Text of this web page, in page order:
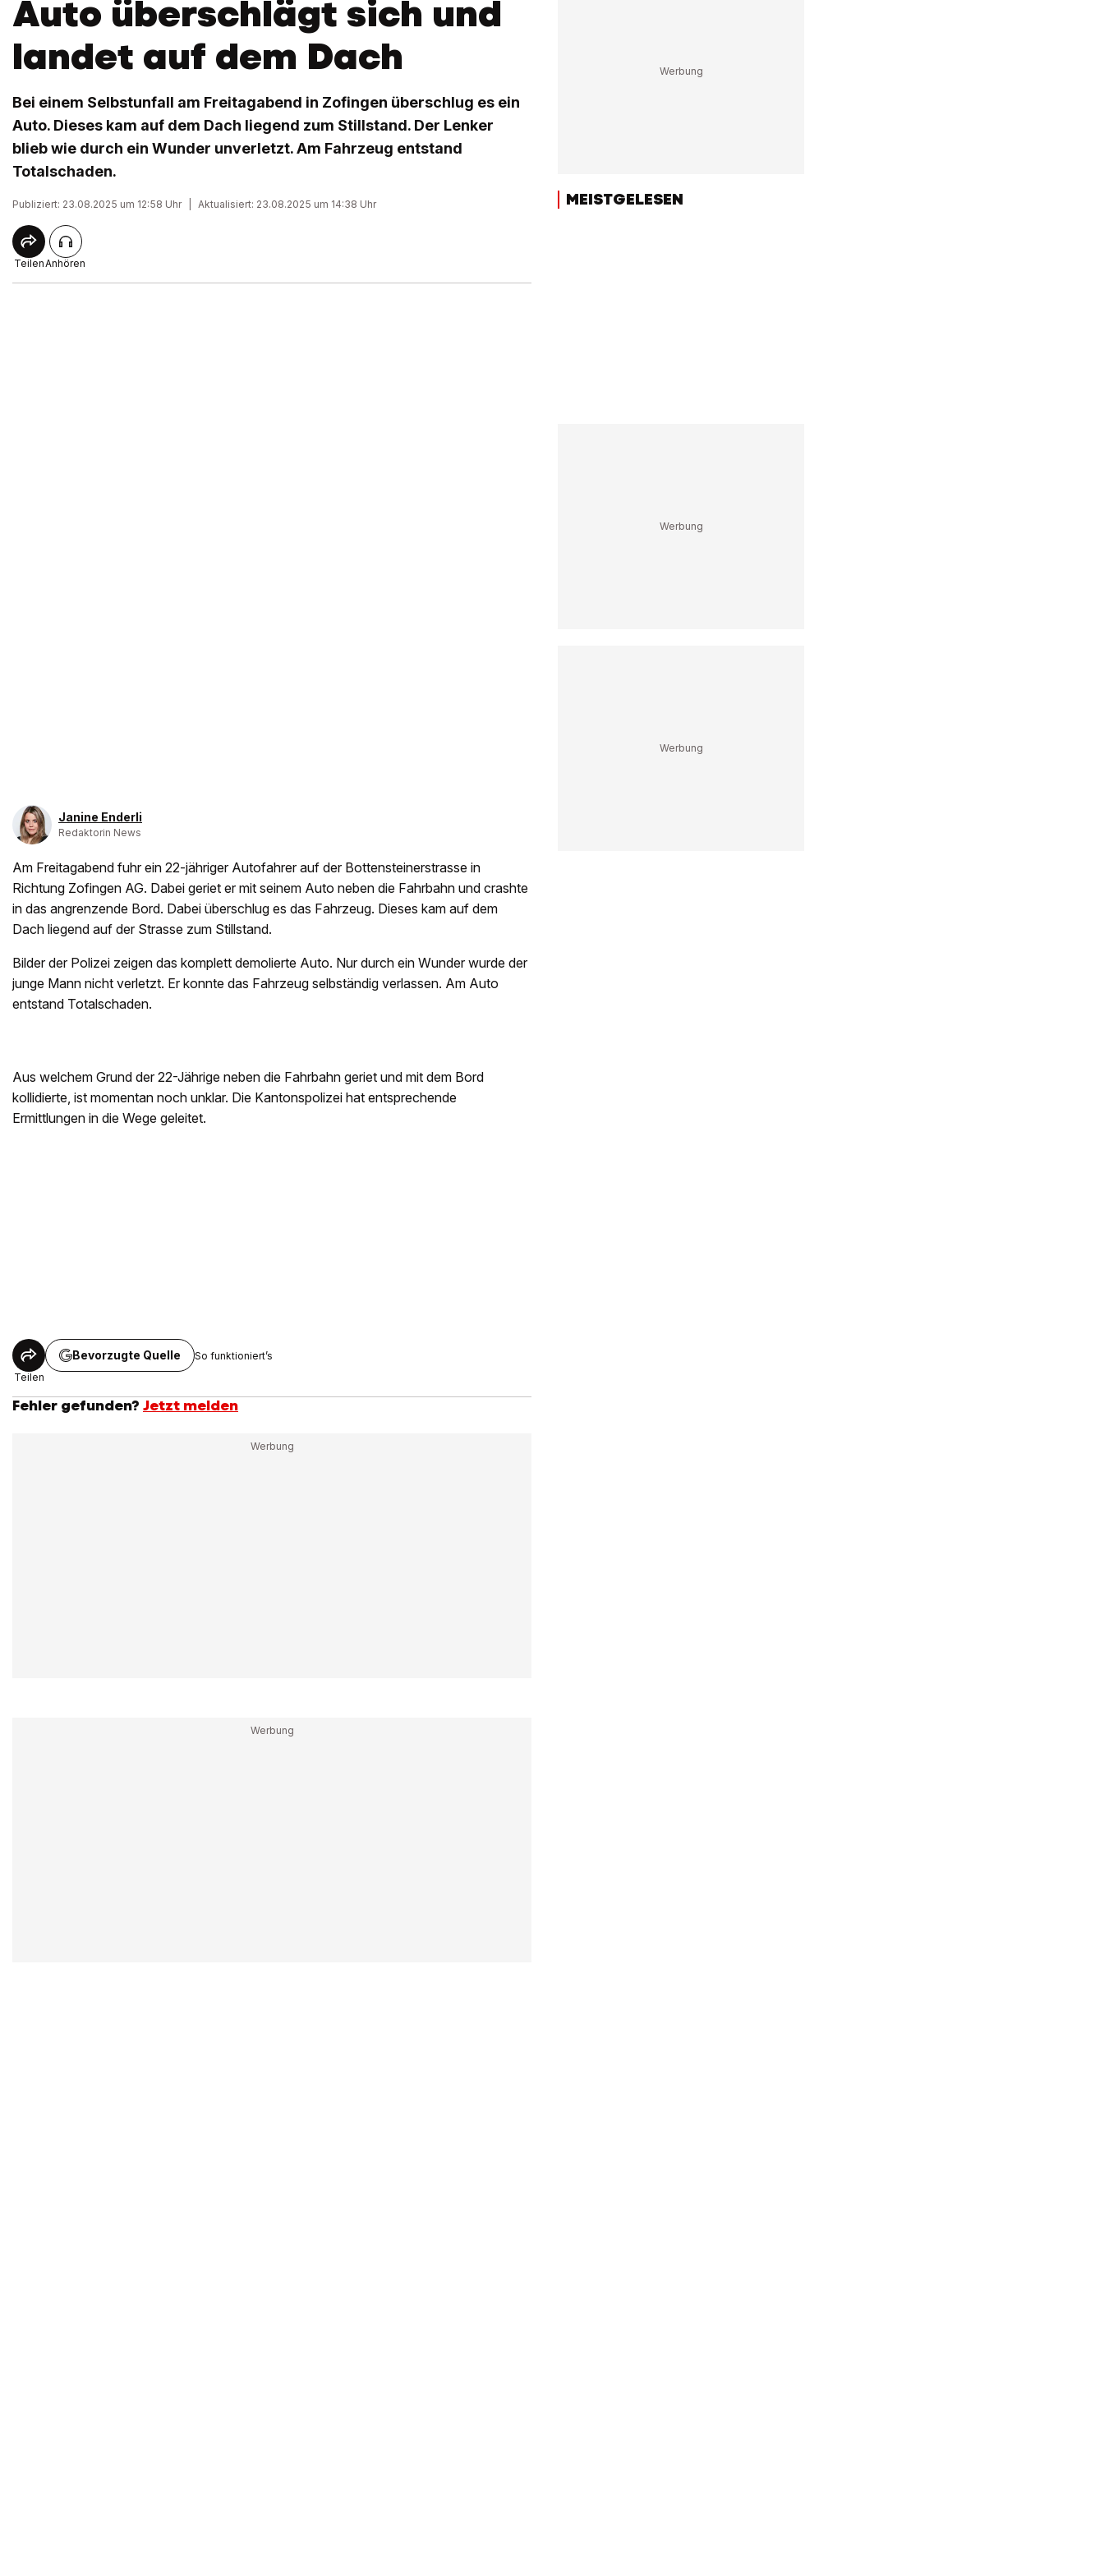
Auto überschlägt sich und
landet auf dem Dach
Bei einem Selbstunfall am Freitagabend in Zofingen überschlug es ein
Auto. Dieses kam auf dem Dach liegend zum Stillstand. Der Lenker
blieb wie durch ein Wunder unverletzt. Am Fahrzeug entstand
Totalschaden.
Publiziert: 23.08.2025 um 12:58 Uhr Aktualisiert: 23.08.2025 um 14:38 Uhr
TeilenAnhören
Janine Enderli
Redaktorin News
Am Freitagabend fuhr ein 22-jähriger Autofahrer auf der Bottensteinerstrasse in
Richtung Zofingen AG. Dabei geriet er mit seinem Auto neben die Fahrbahn und crashte
in das angrenzende Bord. Dabei überschlug es das Fahrzeug. Dieses kam auf dem
Dach liegend auf der Strasse zum Stillstand.
Bilder der Polizei zeigen das komplett demolierte Auto. Nur durch ein Wunder wurde der
junge Mann nicht verletzt. Er konnte das Fahrzeug selbständig verlassen. Am Auto
entstand Totalschaden.
Aus welchem Grund der 22-Jährige neben die Fahrbahn geriet und mit dem Bord
kollidierte, ist momentan noch unklar. Die Kantonspolizei hat entsprechende
Ermittlungen in die Wege geleitet.
Teilen
Bevorzugte Quelle So funktioniert’s
Fehler gefunden? Jetzt melden
MEISTGELESEN